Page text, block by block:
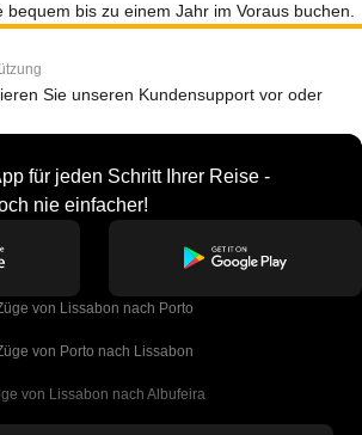
bequem bis zu einem Jahr im Voraus buchen.
Sie unseren Kundensupport vor oder
für jeden Schritt Ihrer Reise -
nie einfacher!
von Lissabon nach Porto
von Porto nach Lissabon
von Lissabon nach Albufeira